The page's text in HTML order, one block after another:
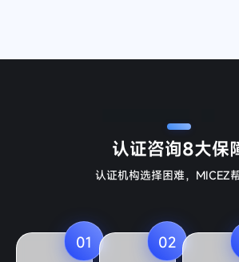
认证咨询8大保
认证机构选择困难，MICEZ
01 02